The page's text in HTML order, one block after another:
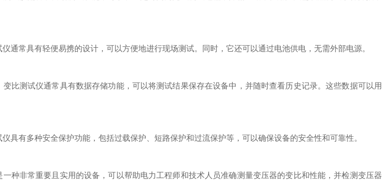
常具有轻便易携的设计，可以方便地进行现场测试。同时，它还可以通过电池供电，无需外部电源。
测试仪通常具有数据存储功能，可以将测试结果保存在设备中，并随时查看历史记录。这些数据可以用
有多种安全保护功能，包括过载保护、短路保护和过流保护等，可以确保设备的安全性和可靠性。
非常重要且实用的设备，可以帮助电力工程师和技术人员准确测量变压器的变比和性能，并检测变压器